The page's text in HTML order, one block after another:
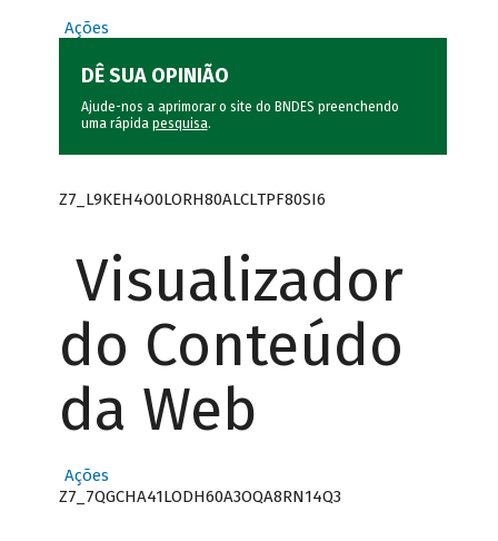
Ações
DÊ SUA OPINIÃO
Ajude-nos a aprimorar o site do BNDES preenchendo
uma rápida pesquisa.
Z7_L9KEH4O0LORH80ALCLTPF80SI6
Visualizador
do Conteúdo
da Web
Ações
Z7_7QGCHA41LODH60A3OQA8RN14Q3